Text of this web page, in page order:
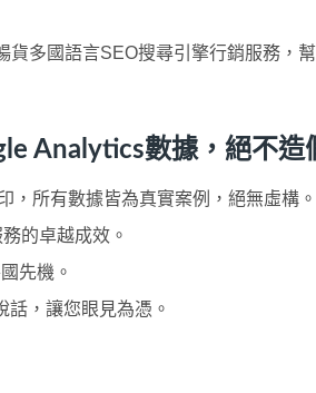
多國語言SEO搜尋引擎行銷服務，
Analytics數據，絕不造
，所有數據皆為真實案例，絕無虛構。
的卓越成效。
先機。
，讓您眼見為憑。